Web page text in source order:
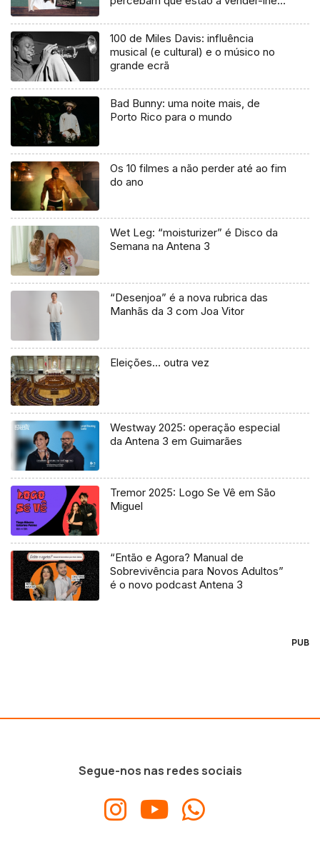
100 de Miles Davis: influência
musical (e cultural) e o músico no
grande ecrã
Bad Bunny: uma noite mais, de
Porto Rico para o mundo
Os 10 filmes a não perder até ao fim
do ano
Wet Leg: “moisturizer” é Disco da
Semana na Antena 3
“Desenjoa” é a nova rubrica das
Manhãs da 3 com Joa Vitor
Eleições… outra vez
Westway 2025: operação especial
da Antena 3 em Guimarães
Tremor 2025: Logo Se Vê em São
Miguel
“Então e Agora? Manual de
Sobrevivência para Novos Adultos”
é o novo podcast Antena 3
PUB
Segue-nos nas redes sociais